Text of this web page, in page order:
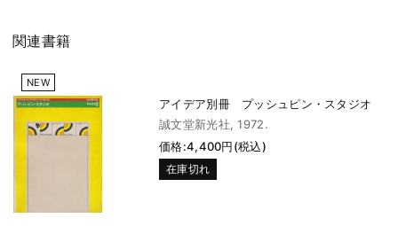
関連書籍
NEW
アイデア別冊 プッシュピン・スタジオ
誠文堂新光社, 1972.
価格:4,400円(税込)
在庫切れ